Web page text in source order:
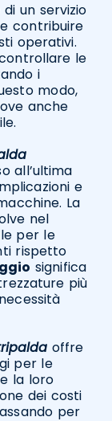
un servizio
contribuire
operativi.
le
i
modo,
anche
all’ultima
e
La
nel
per le
rispetto
significa
più
offre
per le
la loro
dei costi
per